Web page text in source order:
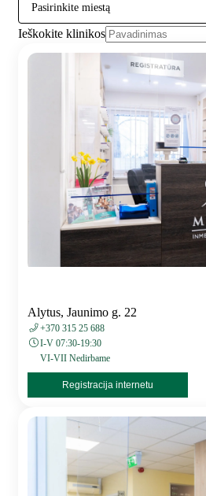
Pasirinkite miestą
Ieškokite klinikos
Alytus, Jaunimo g. 22
+370 315 25 688
I-V 07:30-19:30
VI-VII Nedirbame
Registracija internetu